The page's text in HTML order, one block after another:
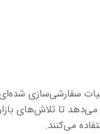
سفارشی‌سازی شده‌ای
تا تلاش‌های
می‌کنند.